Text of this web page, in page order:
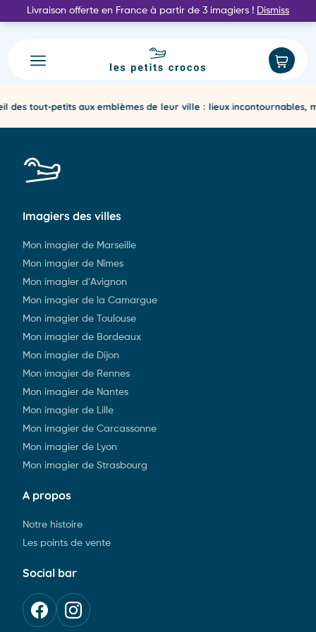
Nos imagiers
Noirmoutier
Annecy
Guadeloupe
Camargue
Nîmes
Marseille
Les incontournables
Reims
Grenoble
Montpellier
Lille
Strasbourg
Racontée en quelques mots
hello@les-petits-crocos.fr
des tout-petits aux emblèmes de leur ville : lieux incontournables,
Imagiers des villes
Mon imagier de Marseille
Mon imagier de Nîmes
Mon imagier d’Avignon
Mon imagier de la Camargue
Mon imagier de Toulouse
Mon imagier de Bordeaux
Mon imagier de Dijon
Mon imagier de Rennes
Mon imagier de Nantes
Mon imagier de Lille
Mon imagier de Carcassonne
Mon imagier de Lyon
Mon imagier de Strasbourg
A propos
Notre histoire
Les points de vente
Social bar
Livraison offerte en France à partir de 3 imagiers ! Dismiss